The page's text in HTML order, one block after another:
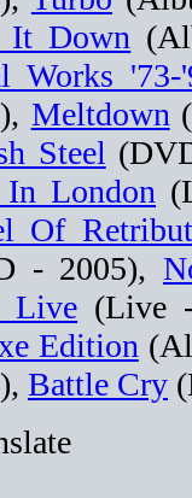
It Down
Works '73-
Meltdown
Steel
London
Of
- 2005),
Live (Live
Edition
Battle Cry